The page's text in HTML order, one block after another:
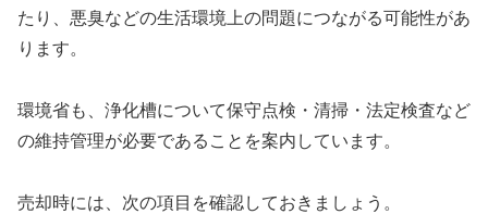
たり、悪臭などの生活環境上の問題につながる可能性があ
ります。
環境省も、浄化槽について保守点検・清掃・法定検査など
の維持管理が必要であることを案内しています。
売却時には、次の項目を確認しておきましょう。